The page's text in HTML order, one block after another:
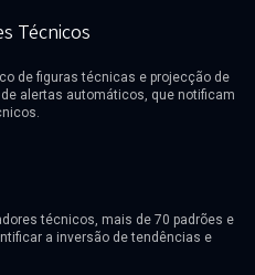
Técnicos
de figuras técnicas e projecção de
alertas automáticos, que notificam
técnicos, mais de 70 padrões e
a inversão de tendências e